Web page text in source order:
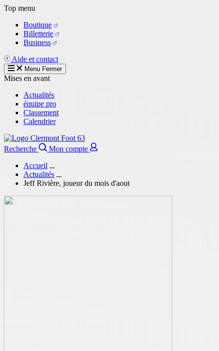
Aller
contenu
principal
Top menu
Boutique
Billetterie
Business
Aide et contact
Menu Fermer
Mises en avant
Actualités
équipe pro
Classement
Calendrier
Recherche
Mon compte
Accueil
Actualités
Jeff Rivière, joueur du mois d'aout